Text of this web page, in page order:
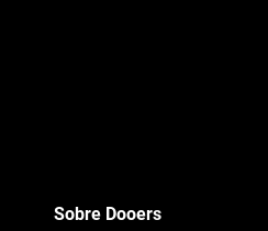
Sobre Dooers